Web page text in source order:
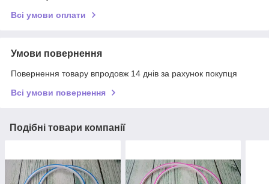
Всі умови оплати
Умови повернення
Повернення товару впродовж 14 днів за рахунок покупця
Всі умови повернення
Подібні товари компанії